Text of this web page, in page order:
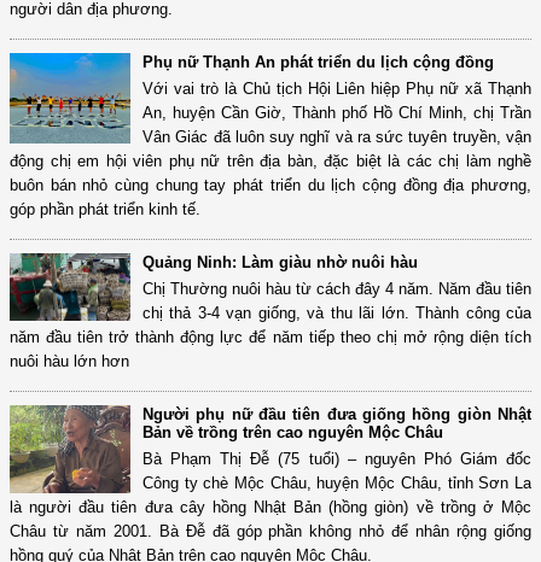
người dân địa phương.
Phụ nữ Thạnh An phát triển du lịch cộng đồng
Với vai trò là Chủ tịch Hội Liên hiệp Phụ nữ xã Thạnh
An, huyện Cần Giờ, Thành phố Hồ Chí Minh, chị Trần
Vân Giác đã luôn suy nghĩ và ra sức tuyên truyền, vận
động chị em hội viên phụ nữ trên địa bàn, đặc biệt là các chị làm nghề
buôn bán nhỏ cùng chung tay phát triển du lịch cộng đồng địa phương,
góp phần phát triển kinh tế.
Quảng Ninh: Làm giàu nhờ nuôi hàu
Chị Thường nuôi hàu từ cách đây 4 năm. Năm đầu tiên
chị thả 3-4 vạn giống, và thu lãi lớn. Thành công của
năm đầu tiên trở thành động lực để năm tiếp theo chị mở rộng diện tích
nuôi hàu lớn hơn
Người phụ nữ đầu tiên đưa giống hồng giòn Nhật
Bản về trồng trên cao nguyên Mộc Châu
Bà Phạm Thị Đễ (75 tuổi) – nguyên Phó Giám đốc
Công ty chè Mộc Châu, huyện Mộc Châu, tỉnh Sơn La
là người đầu tiên đưa cây hồng Nhật Bản (hồng giòn) về trồng ở Mộc
Châu từ năm 2001. Bà Đễ đã góp phần không nhỏ để nhân rộng giống
hồng quý của Nhật Bản trên cao nguyên Mộc Châu.